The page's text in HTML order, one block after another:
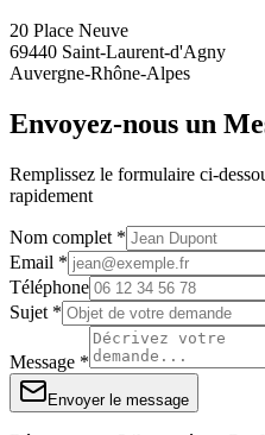
20 Place Neuve
69440 Saint-Laurent-d'Agny
Auvergne-Rhône-Alpes
Envoyez-nous un
Remplissez le formulaire ci-
rapidement
Nom complet *
Email *
Téléphone
Sujet *
Message *
Envoyer le message